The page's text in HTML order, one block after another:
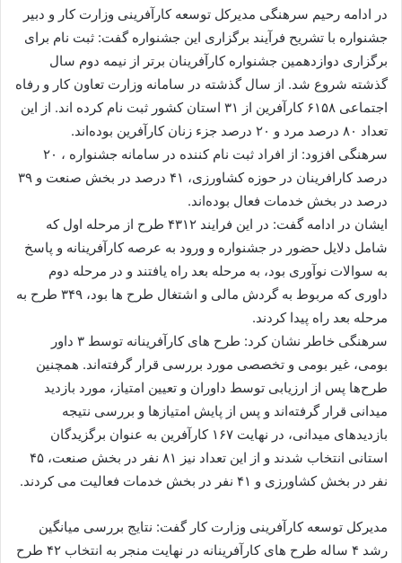
در ادامه رحیم سرهنگی مدیرکل توسعه کارآفرینی وزارت کار و دبیر
جشنواره با تشریح فرآیند برگزاری این جشنواره گفت: ثبت نام برای
برگزاری دوازدهمین جشنواره کارآفرینان برتر از نیمه دوم سال
گذشته شروع شد. از سال گذشته در سامانه وزارت تعاون کار و رفاه
اجتماعی ۶۱۵۸ کارآفرین از ۳۱ استان کشور ثبت نام کرده اند. از این
تعداد ۸۰ درصد مرد و ۲۰ درصد جزء زنان کارآفرین بوده‌اند.
سرهنگی افزود: از افراد ثبت نام کننده در سامانه جشنواره ، ۲۰
درصد کارافرینان در حوزه کشاورزی، ۴۱ درصد در بخش صنعت و ۳۹
درصد در بخش خدمات فعال بوده‌اند.
ایشان در ادامه گفت: در این فرایند ۴۳۱۲ طرح از مرحله اول که
شامل دلایل حضور در جشنواره و ورود به عرصه کارآفرینانه و پاسخ
به سوالات نوآوری بود، به مرحله بعد راه یافتند و در مرحله دوم
داوری که مربوط به گردش مالی و اشتغال طرح ها بود، ۳۴۹ طرح به
مرحله بعد راه پیدا کردند.
سرهنگی خاطر نشان کرد: طرح های کارآفرینانه توسط ۳ داور
بومی، غیر بومی و تخصصی مورد بررسی قرار گرفته‌اند. همچنین
طرح‌ها پس از ارزیابی توسط داوران و تعیین امتیاز، مورد بازدید
میدانی قرار گرفته‌اند و پس از پایش امتیازها و بررسی نتیجه
بازدیدهای میدانی، در نهایت ۱۶۷ کارآفرین به عنوان برگزیدگان
استانی انتخاب شدند و از این تعداد نیز ۸۱ نفر در بخش صنعت، ۴۵
نفر در بخش کشاورزی و ۴۱ نفر در بخش خدمات فعالیت می کردند.
مدیرکل توسعه کارآفرینی وزارت کار گفت: نتایج بررسی میانگین
رشد ۴ ساله طرح های کارآفرینانه در نهایت منجر به انتخاب ۴۲ طرح